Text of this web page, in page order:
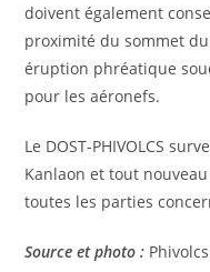
doivent également
proximité du sommet
éruption phréatique
pour les aéronefs.
Le DOST-PHIVOLCS
Kanlaon et tout
toutes les parties
Source et photo :